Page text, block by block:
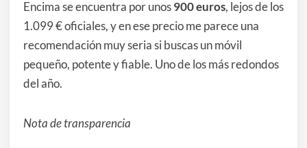
Encima se encuentra por unos900 euros, lejos de los
1.099 € oficiales, y en ese precio me parece una
recomendación muy seria si buscas un móvil
pequeño, potente y fiable. Uno de los más redondos
del año.
Nota de transparencia